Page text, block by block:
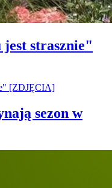
jest strasznie"
sezon w